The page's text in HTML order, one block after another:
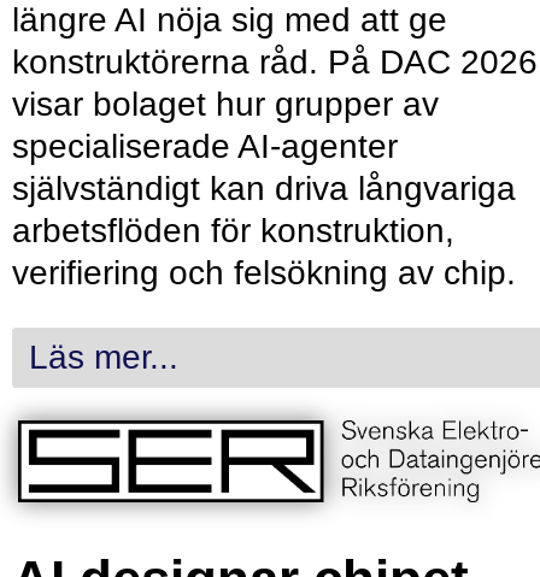
längre AI nöja sig med att ge
konstruktörerna råd. På DAC 2026
visar bolaget hur grupper av
specialiserade AI-agenter
självständigt kan driva långvariga
arbetsflöden för konstruktion,
verifiering och felsökning av chip.
Läs mer...